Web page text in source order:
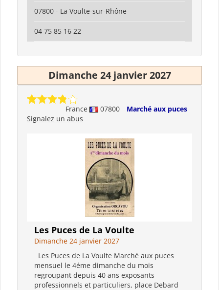
07800 - La Voulte-sur-Rhône
04 75 85 16 22
Dimanche 24 janvier 2027
France 07800
Marché aux puces
Signalez un abus
Les Puces de La Voulte
Dimanche 24 janvier 2027
Les Puces de La Voulte Marché aux puces
mensuel le 4éme dimanche du mois
regroupant depuis 40 ans exposants
professionnels et particuliers, place Debard